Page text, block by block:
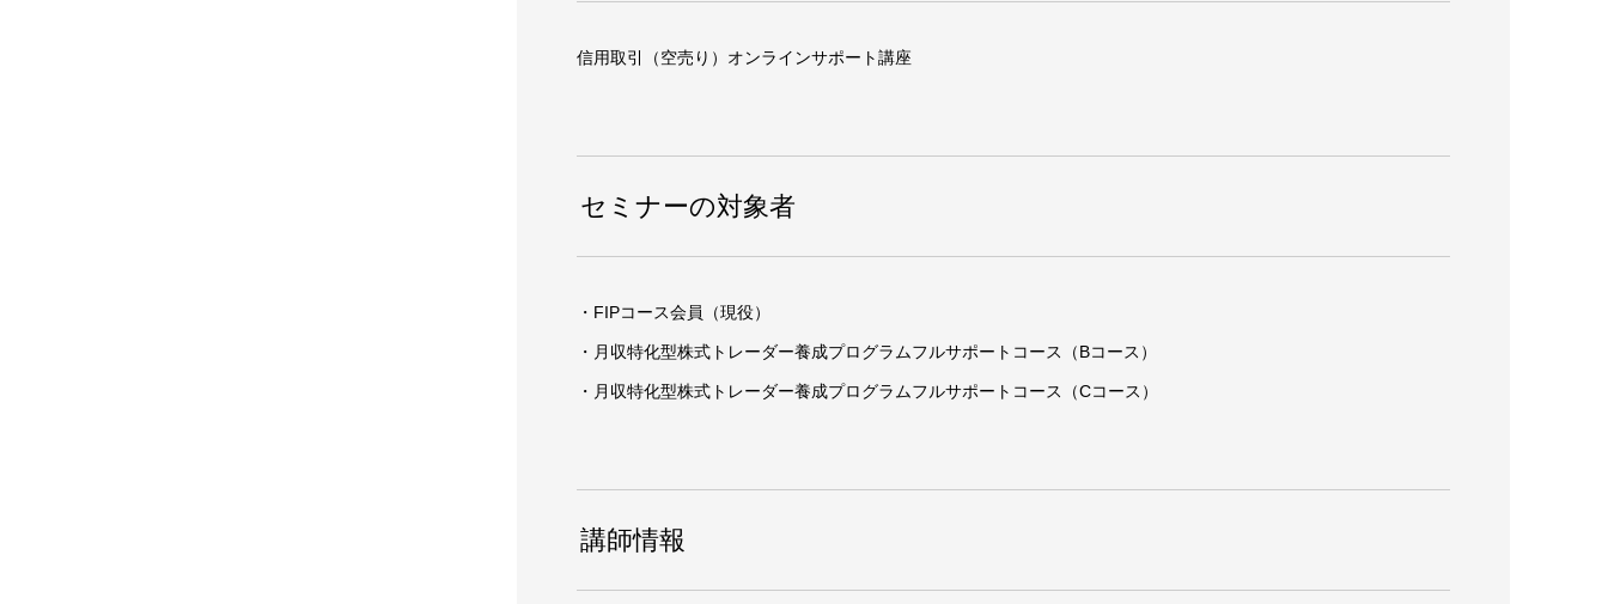
信用取引（空売り）オンラインサポート講座
セミナーの対象者
・FIPコース会員（現役）
・月収特化型株式トレーダー養成プログラムフルサポートコース（Bコース）
・月収特化型株式トレーダー養成プログラムフルサポートコース（Cコース）
講師情報